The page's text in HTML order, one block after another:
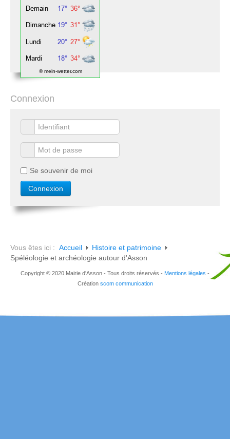
© mein-wetter.com
Connexion
Se souvenir de moi
Vous êtes ici : Accueil
Histoire et patrimoine
Spéléologie et archéologie autour d'Asson
Copyright © 2020 Mairie d'Asson - Tous droits réservés - Mentions légales -
Création scom communication